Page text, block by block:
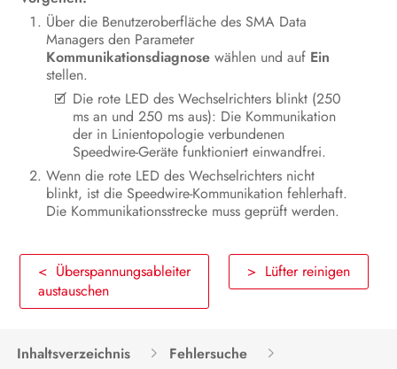
Über die Benutzeroberfläche des SMA Data
Managers den Parameter
Kommunikationsdiagnose wählen und auf Ein
stellen.
Die rote LED des Wechselrichters blinkt (250
ms an und 250 ms aus): Die Kommunikation
der in Linientopologie verbundenen
Speedwire-Geräte funktioniert einwandfrei.
Wenn die rote LED des Wechselrichters nicht
blinkt, ist die Speedwire-Kommunikation fehlerhaft.
Die Kommunikationsstrecke muss geprüft werden.
< Überspannungsableiter
austauschen
> Lüfter reinigen
Inhaltsverzeichnis Fehlersuche